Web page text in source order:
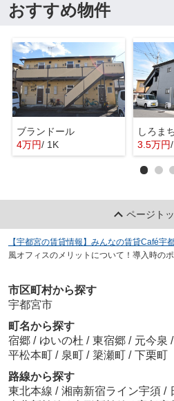
おすすめ物件
ブランドール
4万円/ 1K
しろま
3.5万円
ページト
【宇都宮の賃貸情報】みんなの賃貸Café宇
風オフィスのメリットについて！導入時の
市区町村から探す
宇都宮市
町名から探す
宿郷 / ゆいの杜 / 東宿郷 / 元今泉 /
平松本町 / 泉町 / 簗瀬町 / 下栗町
路線から探す
東北本線 / 湘南新宿ライン宇須 /